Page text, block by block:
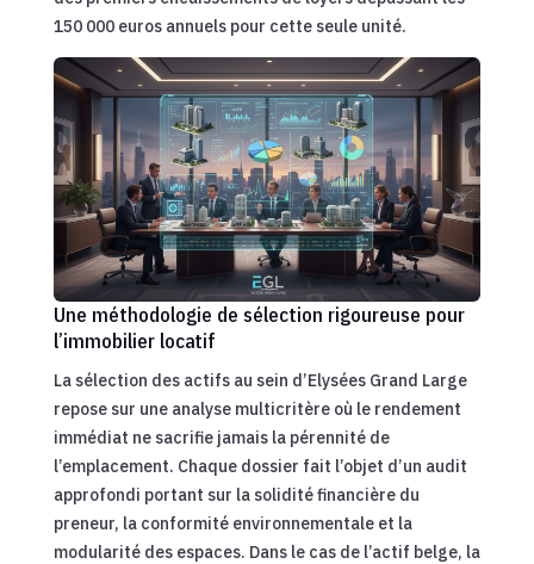
150 000 euros annuels pour cette seule unité.
Une méthodologie de sélection rigoureuse pour
l’immobilier locatif
La sélection des actifs au sein d’Elysées Grand Large
repose sur une analyse multicritère où le rendement
immédiat ne sacrifie jamais la pérennité de
l’emplacement. Chaque dossier fait l’objet d’un audit
approfondi portant sur la solidité financière du
preneur, la conformité environnementale et la
modularité des espaces. Dans le cas de l’actif belge, la